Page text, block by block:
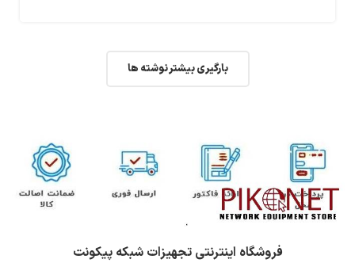
بارگیری بیشتر نوشته ها
فروشگاه اینترنتی تجهیزات شبکه پیکونت